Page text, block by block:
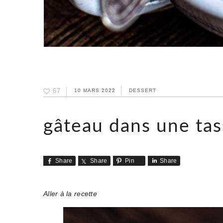
67 10 MARS 2022 DESSERT
gâteau dans une
Share Share Pin Share
Aller à la recette